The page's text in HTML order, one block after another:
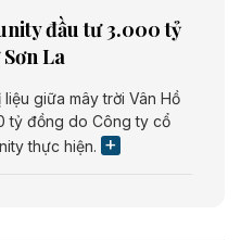
đầu tư 3.000 tỷ
La
giữa mây trời Vân Hồ
tỷ đồng do Công ty cổ
thực hiện.